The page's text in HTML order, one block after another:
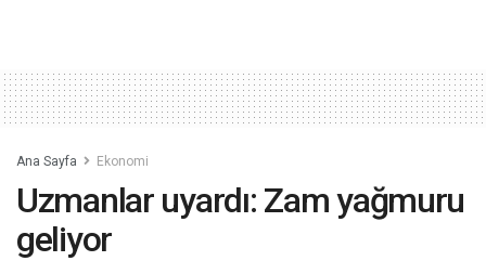
Ana Sayfa Ekonomi
Uzmanlar uyardı: Zam yağmuru
geliyor